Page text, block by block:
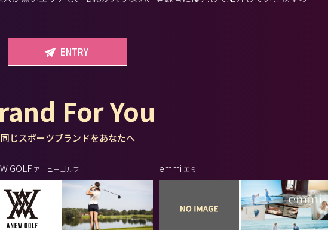
ENTRY
For You
同じスポーツブランドをあなたへ
GOLF アニューゴルフ emmi エミ